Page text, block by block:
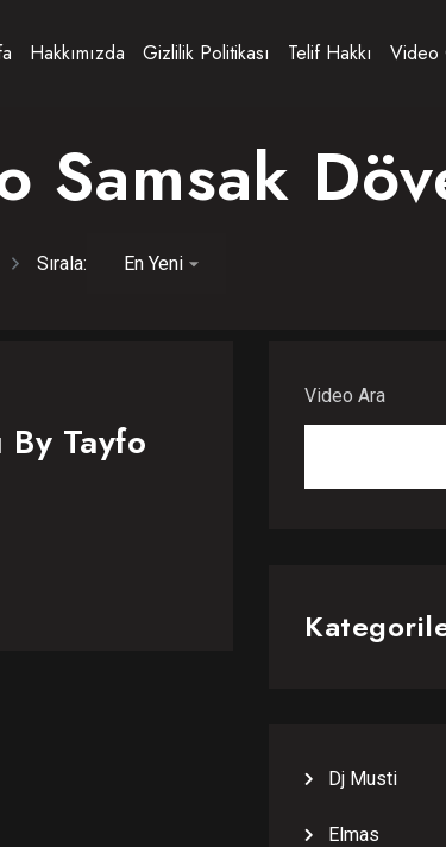
Hakkımızda Gizlilik Politikası Telif Hakkı Video
Samsak
Sırala:
Tayfo
Video Ara
Dj Musti
Elmas